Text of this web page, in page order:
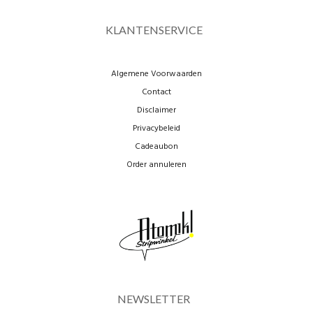
KLANTENSERVICE
Algemene Voorwaarden
Contact
Disclaimer
Privacybeleid
Cadeaubon
Order annuleren
NEWSLETTER